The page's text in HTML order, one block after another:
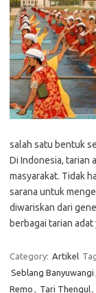
salah satu bentuk
Di Indonesia, tarian
masyarakat. Tidak
sarana untuk
diwariskan dari
berbagai tarian
Category: Artikel
Seblang Banyuwangi ,
Remo , Tari Thengul,